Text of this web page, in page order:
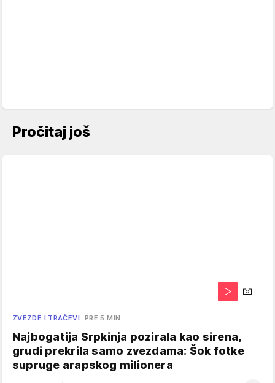
Pročitaj još
ZVEZDE I TRAČEVI PRE 5 MIN
Najbogatija Srpkinja pozirala kao sirena,
grudi prekrila samo zvezdama: Šok fotke
supruge arapskog milionera